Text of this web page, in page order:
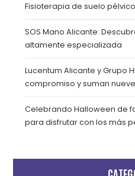
Fisioterapia de suelo pélvico
SOS Mano Alicante:
altamente especializada
Lucentum Alicante y Grupo
compromiso y suman
Celebrando Halloween de
para disfrutar con los más